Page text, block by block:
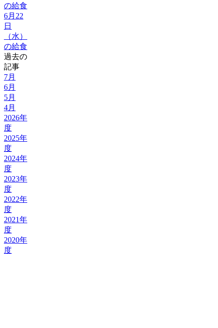
の給食
6月22
日
（水）
の給食
過去の
記事
7月
6月
5月
4月
2026年
度
2025年
度
2024年
度
2023年
度
2022年
度
2021年
度
2020年
度